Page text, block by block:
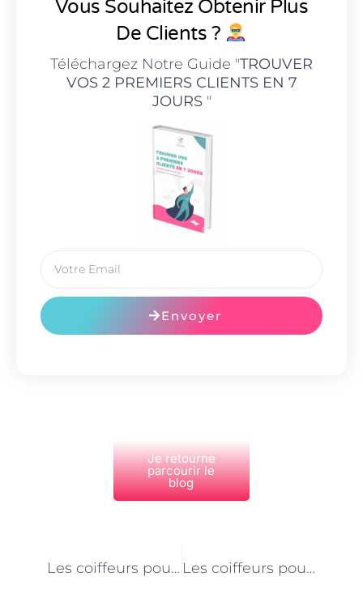
Vous Souhaitez Obtenir Plus
De Clients ?
Téléchargez Notre Guide "TROUVER
VOS 2 PREMIERS CLIENTS EN 7
JOURS"
Envoyer
Je retourne
parcourir le
blog
Les coiffeurs pour cheveux blancs à Paris Les coiffeurs pour cheveux ternes à Paris